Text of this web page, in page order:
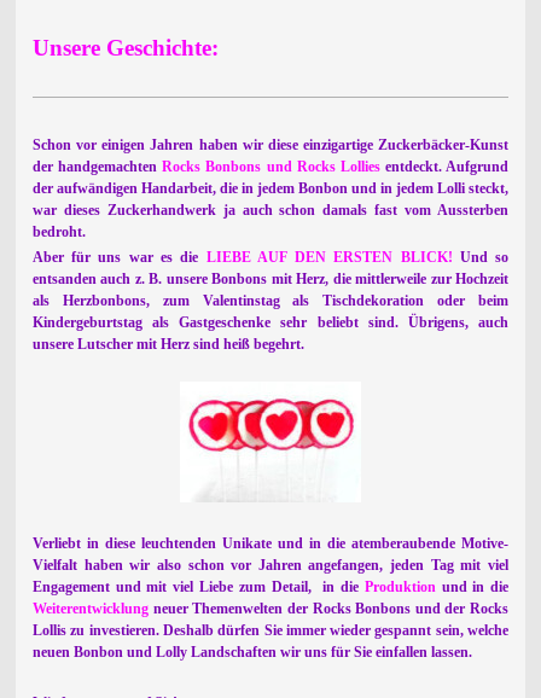
Unsere Geschichte:
Schon vor einigen Jahren haben wir diese einzigartige Zuckerbäcker-Kunst
der handgemachten Rocks Bonbons und Rocks Lollies entdeckt. Aufgrund
der aufwändigen Handarbeit, die in jedem Bonbon und in jedem Lolli steckt,
war dieses Zuckerhandwerk ja auch schon damals fast vom Aussterben
bedroht.
Aber für uns war es die LIEBE AUF DEN ERSTEN BLICK! Und so
entsanden auch z. B. unsere Bonbons mit Herz, die mittlerweile zur Hochzeit
als Herzbonbons, zum Valentinstag als Tischdekoration oder beim
Kindergeburtstag als Gastgeschenke sehr beliebt sind. Übrigens, auch
unsere Lutscher mit Herz sind heiß begehrt.
Verliebt in diese leuchtenden Unikate und in die atemberaubende Motive-
Vielfalt haben wir also schon vor Jahren angefangen, jeden Tag mit viel
Engagement und mit viel Liebe zum Detail, in die Produktionund in die
Weiterentwicklungneuer Themenwelten der Rocks Bonbons und der Rocks
Lollis zu investieren. Deshalb dürfen Sie immer wieder gespannt sein, welche
neuen Bonbon und Lolly Landschaften wir uns für Sie einfallen lassen.